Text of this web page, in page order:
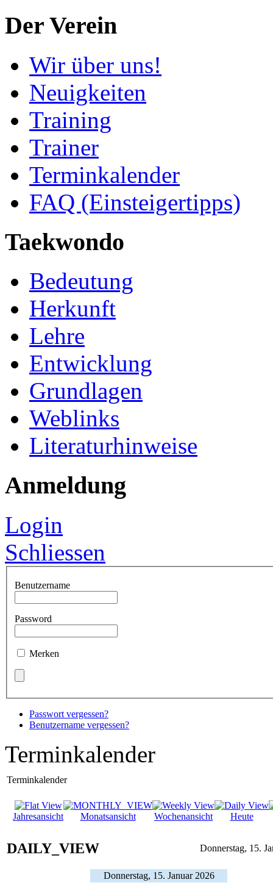
Der Verein
Wir über uns!
Neuigkeiten
Training
Trainer
Terminkalender
FAQ (Einsteigertipps)
Taekwondo
Bedeutung
Herkunft
Lehre
Entwicklung
Grundlagen
Weblinks
Literaturhinweise
Anmeldung
Login
Schliessen
Benutzername
Password
Merken
Passwort vergessen?
Benutzername vergessen?
Terminkalender
Terminkalender
Jahresansicht Monatsansicht Wochenansicht Heute
DAILY_VIEW Donnerstag, 15.
Donnerstag, 15. Januar 2026